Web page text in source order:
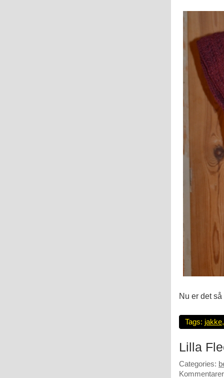
Nu er det
Tags: jakke
Lilla
Categories: